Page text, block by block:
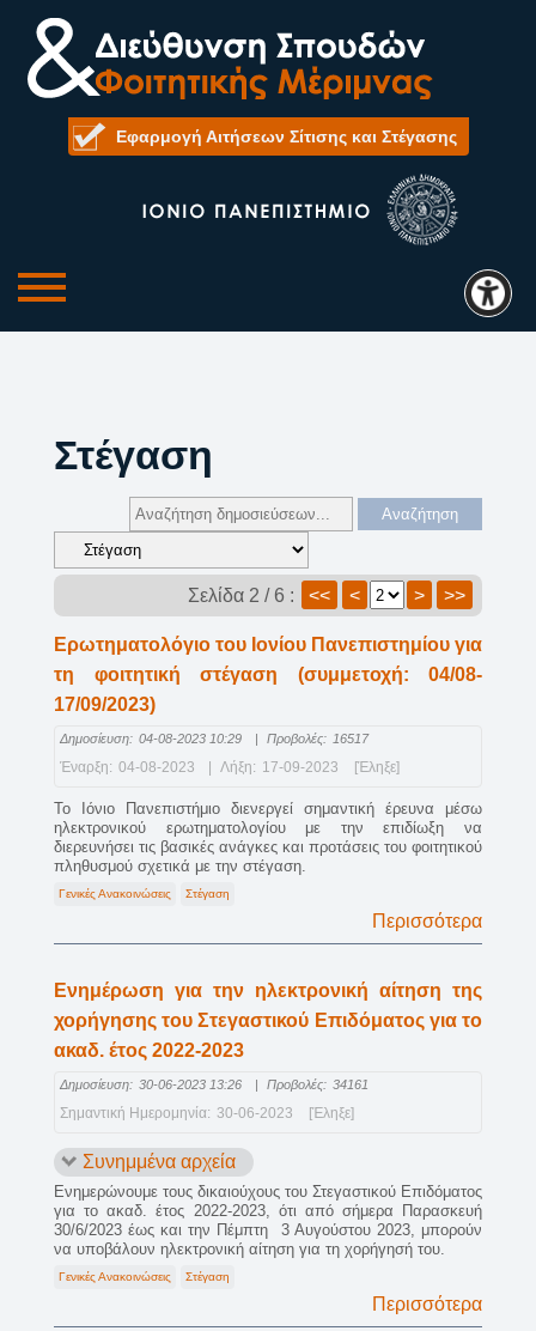
Εφαρμογή Αιτήσεων Σίτισης και Στέγασης
Στέγαση
Σελίδα 2 / 6 : << < > >>
Ερωτηματολόγιο του Ιονίου Πανεπιστημίου για
τη φοιτητική στέγαση (συμμετοχή: 04/08-
17/09/2023)
Δημοσίευση: 04-08-2023 10:29 | Προβολές: 16517
Έναρξη: 04-08-2023 Λήξη: 17-09-2023 [Έληξε]
Το Ιόνιο Πανεπιστήμιο διενεργεί σημαντική έρευνα μέσω
ηλεκτρονικού ερωτηματολογίου με την επιδίωξη να
διερευνήσει τις βασικές ανάγκες και προτάσεις του φοιτητικού
πληθυσμού σχετικά με την στέγαση.
Γενικές Ανακοινώσεις Στέγαση
Περισσότερα
Ενημέρωση για την ηλεκτρονική αίτηση της
χορήγησης του Στεγαστικού Επιδόματος για το
ακαδ. έτος 2022-2023
Δημοσίευση: 30-06-2023 13:26 | Προβολές: 34161
Σημαντική Ημερομηνία: 30-06-2023 [Έληξε]
Συνημμένα αρχεία
Ενημερώνουμε τους δικαιούχους του Στεγαστικού Επιδόματος
για το ακαδ. έτος 2022-2023, ότι από σήμερα Παρασκευή
30/6/2023 έως και την Πέμπτη 3 Αυγούστου 2023, μπορούν
να υποβάλουν ηλεκτρονική αίτηση για τη χορήγησή του.
Γενικές Ανακοινώσεις Στέγαση
Περισσότερα